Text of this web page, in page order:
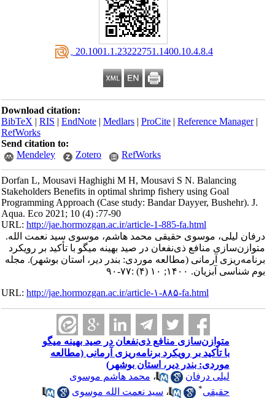
‎ 20.1001.1.23222751.1400.10.4.8.4
Download citation:
BibTeX|RIS|EndNote|Medlars|ProCite|Reference Manager
RefWorks
Send citation to:
Mendeley
Zotero RefWorks
Dorfan L, Mousavi Haghighi M H, Mousavi S N. Balancing
Stakeholders Benefits in optimal shrimp fishery using Goal
Programming Approach (Case study: Bandar Dayyer, Bushehr). J.
Aqua. Eco 2021; 10 (4) :77-90
URL:http://jae.hormozgan.ac.ir/article-1-885-fa.html
درفان لیلی، موسوی حقیقی محمد هاشم، موسوی سید نعمت الله.
متوازن‌سازی منافع ذی‌نفعان در صید بهینه میگو با تأکید بر رویکرد
برنامه‌ریزی آرمانی (مطالعه موردی: بندر دیر، استان بوشهر). مجله
بوم شناسی آبزیان. ۱۴۰۰; ۱۰ (۴) :۷۷-۹۰
URL:http://jae.hormozgan.ac.ir/article-۱-۸۸۵-fa.html
متوازن‌سازی منافع ذی‌نفعان در صید بهینه میگو
با تأکید بر رویکرد برنامه‌ریزی آرمانی (مطالعه
موردی: بندر دیر، استان بوشهر)
لیلی درفان
،محمد هاشم موسوی
حقیقی
،سید نعمت الله موسوی